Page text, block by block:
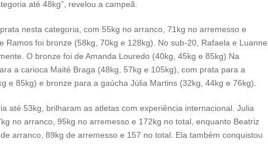
até 48kg”, revelou a campeã.
nesta categoria, com 55kg no arranco, 71kg no arremesso e
Ramos foi bronze (58kg, 70kg e 128kg). No sub-20, Rafaela e Luanne
O bronze foi de Amanda Louredo (40kg, 45kg e 85kg).Na
a carioca Maité Braga (48kg, 57kg e 105kg), com prata para a
e 85kg) e bronze para a gaúcha Júlia Martins (32kg, 44kg e 76kg).
até 53kg, brilharam as atletas com experiência internacional. Julia
no arranco, 95kg no arremesso e 172kg no total, enquanto Beatriz
arranco, 89kg de arremesso e 157 no total. Ela também conquistou